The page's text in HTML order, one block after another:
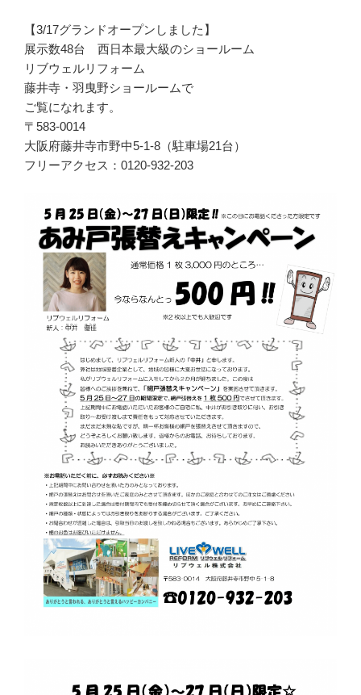
【3/17グランドオープンしました】
展示数48台 西日本最大級のショールーム
リブウェルリフォーム
藤井寺・羽曳野ショールームで
ご覧になれます。
〒583-0014
大阪府藤井寺市野中5-1-8（駐車場21台）
フリーアクセス：0120-932-203